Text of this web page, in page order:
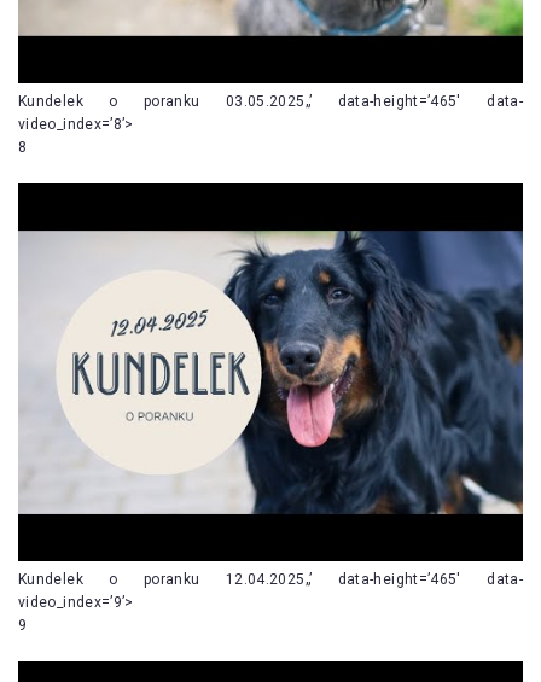
Kundelek o poranku 03.05.2025„’ data-height=’465′ data-
video_index=’8’>
8
Kundelek o poranku 12.04.2025„’ data-height=’465′ data-
video_index=’9’>
9